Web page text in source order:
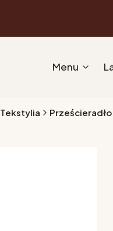
Menu
Tekstylia